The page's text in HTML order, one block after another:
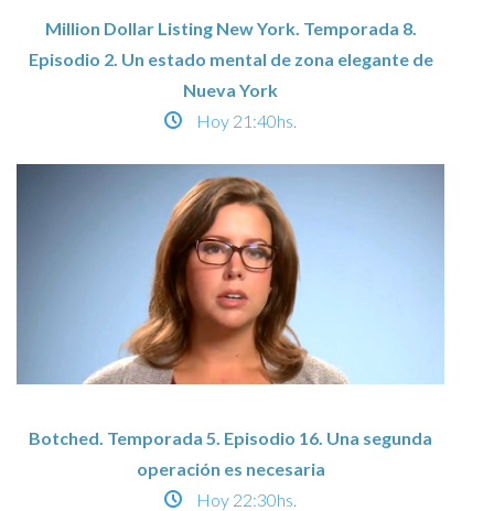
Million Dollar Listing New York. Temporada 8.
Episodio 2. Un estado mental de zona elegante de
Nueva York
Hoy 21:40hs.
Botched. Temporada 5. Episodio 16. Una segunda
operación es necesaria
Hoy 22:30hs.